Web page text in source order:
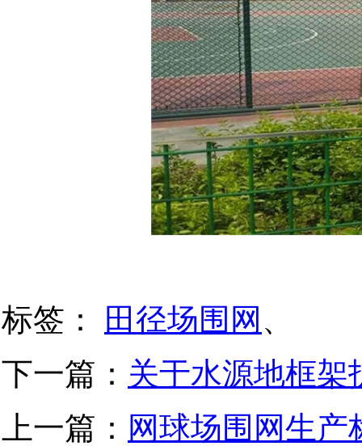
标签： 田径场围网 、
下一篇： 关于水源地框架
上一篇： 网球场围网​生